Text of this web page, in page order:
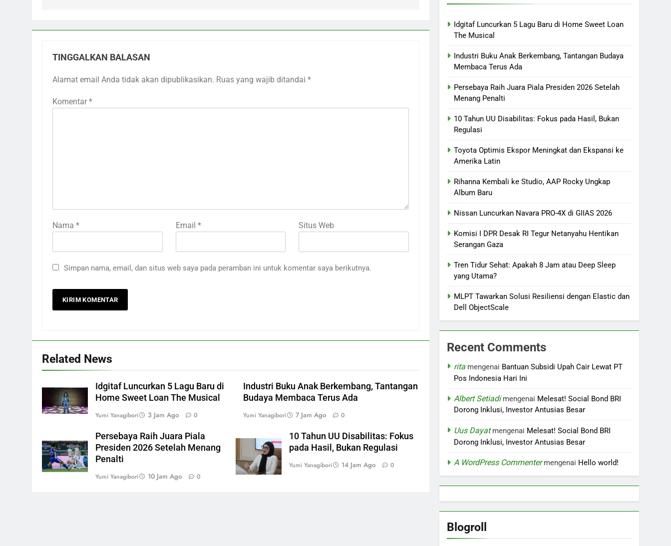
TINGGALKAN BALASAN
Alamat email Anda tidak akan dipublikasikan. Ruas yang wajib ditandai *
Komentar *
Nama * Email * Situs Web
Simpan nama, email, dan situs web saya pada peramban ini untuk komentar saya berikutnya.
Related News
Idgitaf Luncurkan 5 Lagu Baru di
Home Sweet Loan The Musical
Yumi Yanagibori 3 Jam Ago 0
Industri Buku Anak Berkembang, Tantangan
Budaya Membaca Terus Ada
Yumi Yanagibori 7 Jam Ago 0
Persebaya Raih Juara Piala
Presiden 2026 Setelah Menang
Penalti
Yumi Yanagibori 10 Jam Ago 0
10 Tahun UU Disabilitas: Fokus
pada Hasil, Bukan Regulasi
Yumi Yanagibori 14 Jam Ago 0
Idgitaf Luncurkan 5 Lagu Baru di Home Sweet Loan
The Musical
Industri Buku Anak Berkembang, Tantangan Budaya
Membaca Terus Ada
Persebaya Raih Juara Piala Presiden 2026 Setelah
Menang Penalti
10 Tahun UU Disabilitas: Fokus pada Hasil, Bukan
Regulasi
Toyota Optimis Ekspor Meningkat dan Ekspansi ke
Amerika Latin
Rihanna Kembali ke Studio, AAP Rocky Ungkap
Album Baru
Nissan Luncurkan Navara PRO-4X di GIIAS 2026
Komisi I DPR Desak RI Tegur Netanyahu Hentikan
Serangan Gaza
Tren Tidur Sehat: Apakah 8 Jam atau Deep Sleep
yang Utama?
MLPT Tawarkan Solusi Resiliensi dengan Elastic dan
Dell ObjectScale
Recent Comments
rita mengenai Bantuan Subsidi Upah Cair Lewat PT
Pos Indonesia Hari Ini
Albert Setiadimengenai Melesat! Social Bond BRI
Dorong Inklusi, Investor Antusias Besar
Uus Dayatmengenai Melesat! Social Bond BRI
Dorong Inklusi, Investor Antusias Besar
A WordPress Commentermengenai Hello world!
Blogroll